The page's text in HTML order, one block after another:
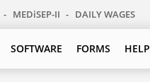
MEDiSEP-II DAILY WAGES
SOFTWARE FORMS HELP